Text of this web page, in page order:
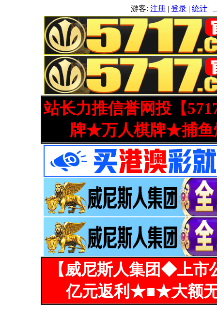
游客: 注册 | 登录 | 统计 |
站长力推信誉网投【
牌★万人棋牌★捕鱼
【威尼斯人集团◆上
亿元返利★■★大额